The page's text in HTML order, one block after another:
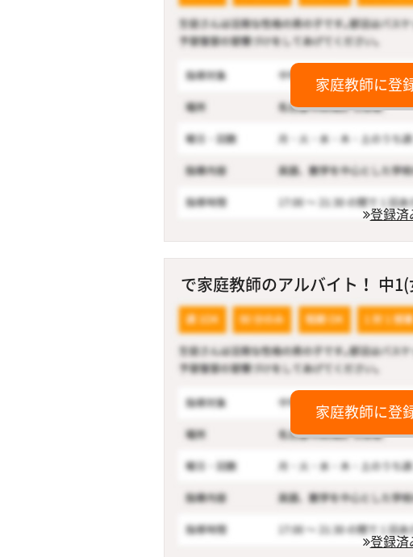
家庭教師に登
登録済
で家庭教師のアルバイト！ 中1(
家庭教師に登
登録済